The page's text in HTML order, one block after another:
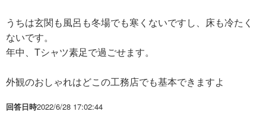
うちは玄関も風呂も冬場でも寒くないですし、床も冷たく
ないです。
年中、Tシャツ素足で過ごせます。
外観のおしゃれはどこの工務店でも基本できますよ
回答日時2022/6/28 17:02:44